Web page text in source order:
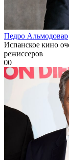
Педро Альмодовар
Испанское кино
режиссеров
00